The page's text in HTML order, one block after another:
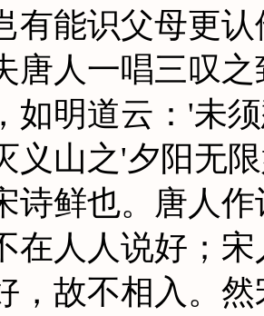
有能识父母更
唐人一唱三叹
如明道云：'未
义山之'夕阳无
诗鲜也。唐人
在人人说好；
，故不相入。